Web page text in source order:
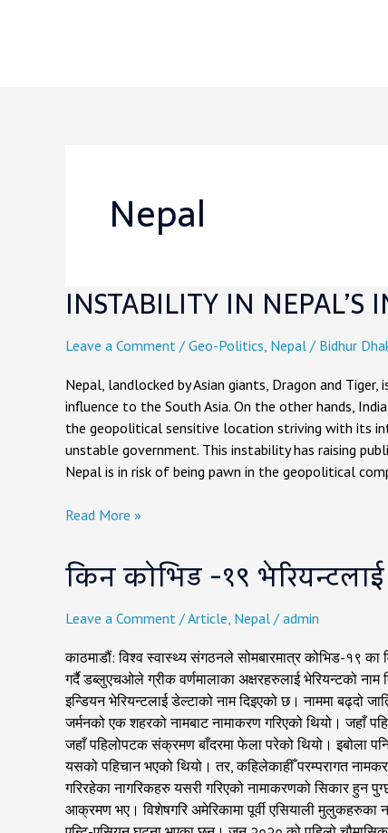
Nepal
INSTABILITY IN NEPAL’S
Leave a Comment / Geo-Politics, Nepal / Bidhur
Nepal, landlocked by Asian giants, Dragon and
influence to the South Asia. On the other hands,
the geopolitical sensitive location striving with its
unstable government. This instability has raising
Nepal is in risk of being pawn in the geopolitical
INSTABILITY
IN
NEPAL’S
POLITICAL
SETTING:
ITS
IMPACT
ON
POLITICS
Read More »
किन कोभिड -१९ भेरियन्टलाई
Leave a Comment /Article Nepal / admin
काठमाडौं: विश्व स्वास्थ्य संगठनले सोमबारमात्र कोभिड-१९ का
गर्दै डब्लुएचओले ग्रीक वर्णमालाका अक्षरहरुलाई भेरियन्टको
इन्डियन भेरियन्टलाई डेल्टाको नाम दिइएको छ। नाममा बढ्दो
जर्मनको एक शहरको नामबाट नामाकरण गरिएको थियो। जहाँ
जहाँ पहिलोपटक संक्रमण बाँदरमा फेला परेको थियो। इबोला
यसको पहिचान भएको थियो। तर, कहिलेकाहीँ परम्परागत
गरिरहेका नागरिकहरु यसरी गरिएको नामाकरणको सिकार हुन
आक्रमण भए। विशेषगरि अमेरिकामा पूर्वी एसियाली मुलुकहरुका
कोभिड
-१९
भेरियन्टलाई
ग्रीक
नाम?